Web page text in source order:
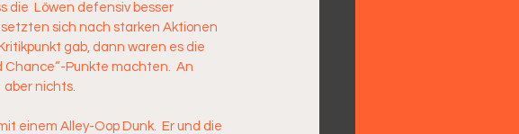
die  Löwen defensiv besser
sich nach starken Aktionen
gab, dann waren es die
Chance“-Punkte machten.  An
aber nichts.
einem Alley-Oop Dunk.  Er und die